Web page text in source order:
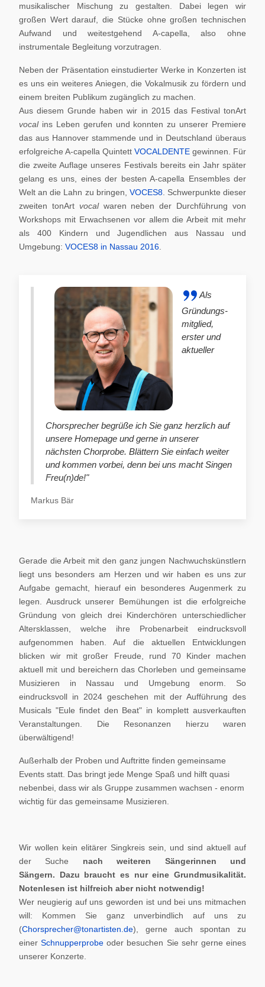
musikalischer Mischung zu gestalten. Dabei legen wir
großen Wert darauf, die Stücke ohne großen technischen
Aufwand und weitestgehend A-capella, also ohne
instrumentale Begleitung vorzutragen.
Neben der Präsentation einstudierter Werke in Konzerten ist
es uns ein weiteres Aniegen, die Vokalmusik zu fördern und
einem breiten Publikum zugänglich zu machen.
Aus diesem Grunde haben wir in 2015 das Festival tonArt
vocal ins Leben gerufen und konnten zu unserer Premiere
das aus Hannover stammende und in Deutschland überaus
erfolgreiche A-capella Quintett VOCALDENTE gewinnen. Für
die zweite Auflage unseres Festivals bereits ein Jahr später
gelang es uns, eines der besten A-capella Ensembles der
Welt an die Lahn zu bringen, VOCES8. Schwerpunkte dieser
zweiten tonArt vocalwaren neben der Durchführung von
Workshops mit Erwachsenen vor allem die Arbeit mit mehr
als 400 Kindern und Jugendlichen aus Nassau und
Umgebung: VOCES8 in Nassau 2016
Als
Gründungs-
mitglied,
erster und
aktueller
Chorsprecher begrüße ich Sie ganz herzlich auf
unsere Homepage und gerne in unserer
nächsten Chorprobe. Blättern Sie einfach weiter
und kommen vorbei, denn bei uns macht Singen
Freu(n)de!"
Markus Bär
Gerade die Arbeit mit den ganz jungen Nachwuchskünstlern
liegt uns besonders am Herzen und wir haben es uns zur
Aufgabe gemacht, hierauf ein besonderes Augenmerk zu
legen. Ausdruck unserer Bemühungen ist die erfolgreiche
Gründung von gleich drei Kinderchören unterschiedlicher
Altersklassen, welche ihre Probenarbeit eindrucksvoll
aufgenommen haben. Auf die aktuellen Entwicklungen
blicken wir mit großer Freude, rund 70 Kinder machen
aktuell mit und bereichern das Chorleben und gemeinsame
Musizieren in Nassau und Umgebung enorm. So
eindrucksvoll in 2024 geschehen mit der Aufführung des
Musicals "Eule findet den Beat" in komplett ausverkauften
Veranstaltungen. Die Resonanzen hierzu waren
überwältigend!
Außerhalb der Proben und Auftritte finden gemeinsame
Events statt. Das bringt jede Menge Spaß und hilft quasi
nebenbei, dass wir als Gruppe zusammen wachsen - enorm
wichtig für das gemeinsame Musizieren.
Wir wollen kein elitärer Singkreis sein, und sind aktuell auf
der Suche nach weiteren Sängerinnen und
Sängern. Dazu braucht es nur eine Grundmusikalität.
Notenlesen ist hilfreich aber nicht notwendig!
Wer neugierig auf uns geworden ist und bei uns mitmachen
will: Kommen Sie ganz unverbindlich auf uns zu
(Chorsprecher@tonartisten.de), gerne auch spontan zu
einerSchnupperprobe oder besuchen Sie sehr gerne eines
unserer Konzerte.